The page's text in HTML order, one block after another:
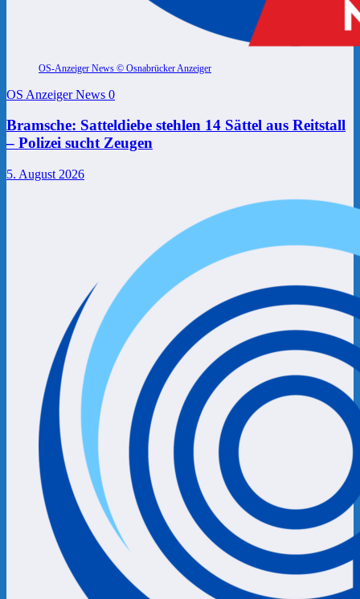
OS-Anzeiger News © Osnabrücker Anzeiger
OS Anzeiger News 0
Bramsche: Satteldiebe stehlen 14 Sättel aus Reitstall
– Polizei sucht Zeugen
5. August 2026